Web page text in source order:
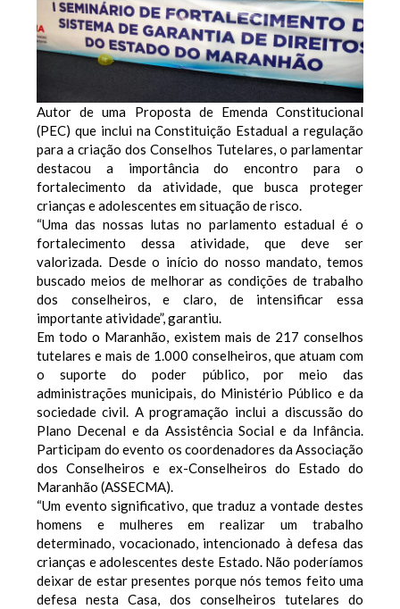
Autor de uma Proposta de Emenda Constitucional
(PEC) que inclui na Constituição Estadual a regulação
para a criação dos Conselhos Tutelares, o parlamentar
destacou a importância do encontro para o
fortalecimento da atividade, que busca proteger
crianças e adolescentes em situação de risco.
“Uma das nossas lutas no parlamento estadual é o
fortalecimento dessa atividade, que deve ser
valorizada. Desde o início do nosso mandato, temos
buscado meios de melhorar as condições de trabalho
dos conselheiros, e claro, de intensificar essa
importante atividade”, garantiu.
Em todo o Maranhão, existem mais de 217 conselhos
tutelares e mais de 1.000 conselheiros, que atuam com
o suporte do poder público, por meio das
administrações municipais, do Ministério Público e da
sociedade civil. A programação inclui a discussão do
Plano Decenal e da Assistência Social e da Infância.
Participam do evento os coordenadores da Associação
dos Conselheiros e ex-Conselheiros do Estado do
Maranhão (ASSECMA).
“Um evento significativo, que traduz a vontade destes
homens e mulheres em realizar um trabalho
determinado, vocacionado, intencionado à defesa das
crianças e adolescentes deste Estado. Não poderíamos
deixar de estar presentes porque nós temos feito uma
defesa nesta Casa, dos conselheiros tutelares do